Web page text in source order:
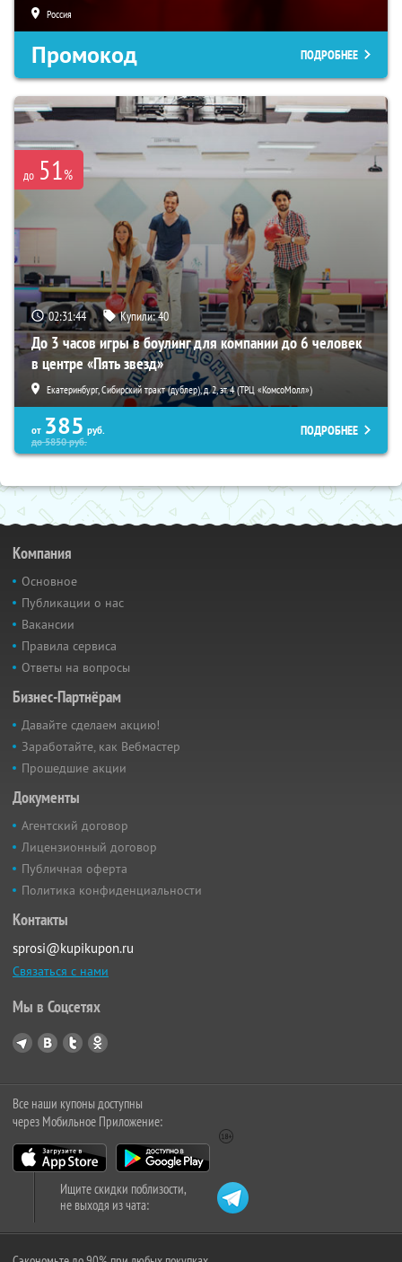
Россия
Промокод ПОДРОБНЕЕ
до 51%
02:31:44 Купили:40
До 3 часов игры в боулинг для компании до 6 человек
в центре «Пять звезд»
Екатеринбург, Сибирский тракт (дублер), д. 2, эт. 4 (ТРЦ «КомсоМолл»)
от 385 руб.
до5850руб.
ПОДРОБНЕЕ
Компания
Основное
Публикации о нас
Вакансии
Правила сервиса
Ответы на вопросы
Бизнес-Партнёрам
Давайте сделаем акцию!
Заработайте, как Вебмастер
Прошедшие акции
Документы
Агентский договор
Лицензионный договор
Публичная оферта
Политика конфиденциальности
Контакты
sprosi@kupikupon.ru
Связаться с нами
Мы в Соцсетях
Все наши купоны доступны
через Мобильное Приложение:
Ищите скидки поблизости,
не выходя из чата: